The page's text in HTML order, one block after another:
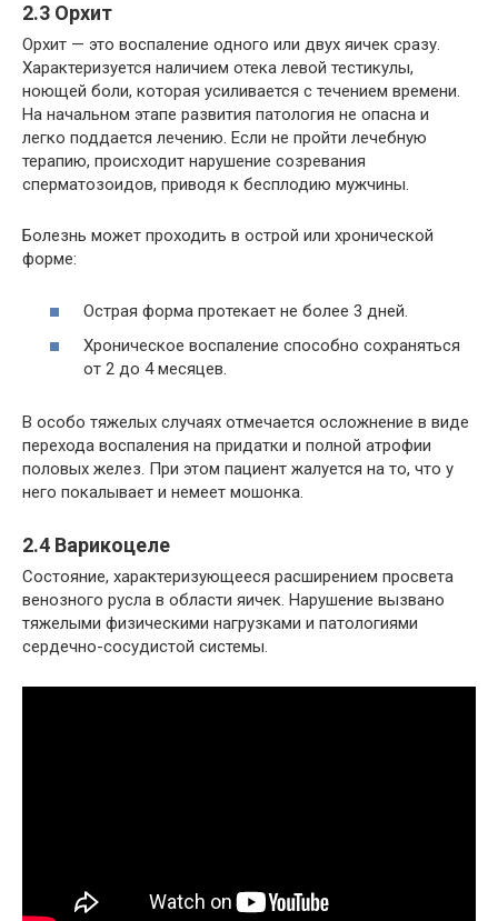
2.3 Орхит
Орхит — это воспаление одного или двух яичек сразу.
Характеризуется наличием отека левой тестикулы,
ноющей боли, которая усиливается с течением времени.
На начальном этапе развития патология не опасна и
легко поддается лечению. Если не пройти лечебную
терапию, происходит нарушение созревания
сперматозоидов, приводя к бесплодию мужчины.
Болезнь может проходить в острой или хронической
форме:
Острая форма протекает не более 3 дней.
Хроническое воспаление способно сохраняться
от 2 до 4 месяцев.
В особо тяжелых случаях отмечается осложнение в виде
перехода воспаления на придатки и полной атрофии
половых желез. При этом пациент жалуется на то, что у
него покалывает и немеет мошонка.
2.4 Варикоцеле
Состояние, характеризующееся расширением просвета
венозного русла в области яичек. Нарушение вызвано
тяжелыми физическими нагрузками и патологиями
сердечно-сосудистой системы.